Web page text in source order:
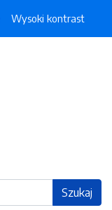
Wysoki kontrast
Szukaj